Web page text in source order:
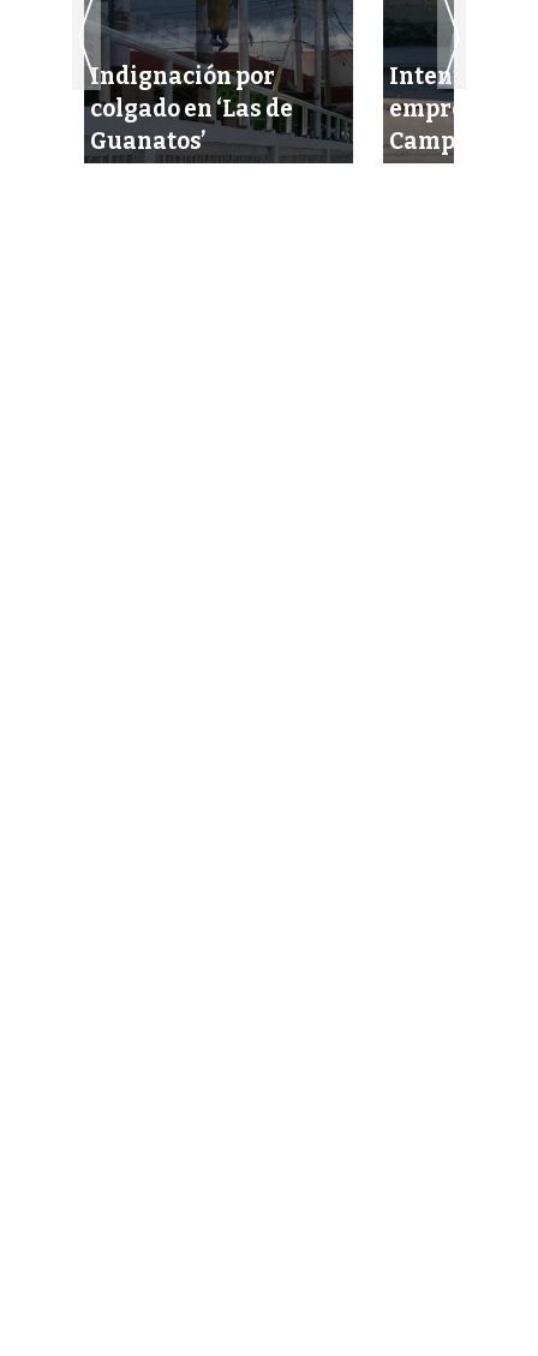
Indignación por
colgado en ‘Las de
Guanatos’
Intentan
empresario
Campeche